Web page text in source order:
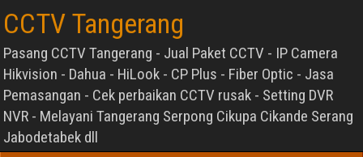
CCTV Tangerang
Pasang CCTV Tangerang - Jual Paket CCTV - IP Camera
Hikvision - Dahua - HiLook - CP Plus - Fiber Optic - Jasa
Pemasangan - Cek perbaikan CCTV rusak - Setting DVR
NVR - Melayani Tangerang Serpong Cikupa Cikande Serang
Jabodetabek dll